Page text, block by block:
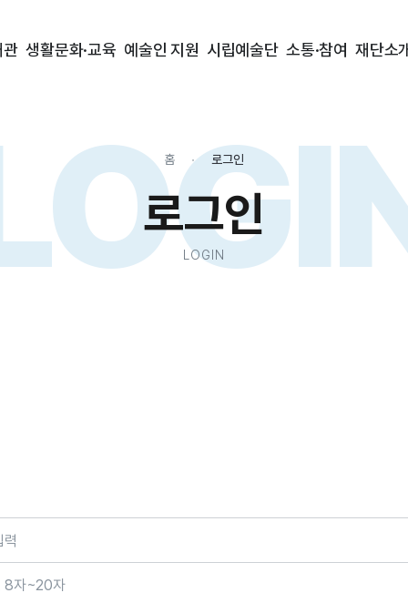
관 생활문화·교육 예술인 지원 시립예술단 소통·참여 재단소
홈 로그인
로그인
LOGIN